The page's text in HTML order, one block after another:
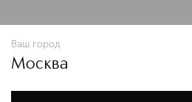
В КОРЗИНУ
Ваш город
Москва